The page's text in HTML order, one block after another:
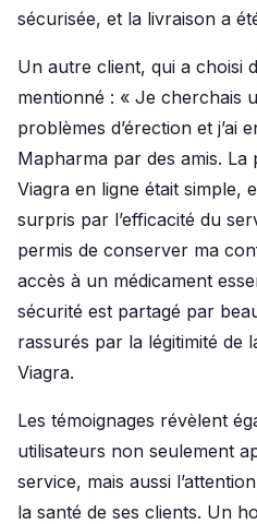
sécurisée, et la livraison a
Un autre client, qui a choisi
mentionné : « Je cherchais
problèmes d’érection et j’ai
Mapharma par des amis. La
Viagra en ligne était simple,
surpris par l’efficacité du
permis de conserver ma
accès à un médicament
sécurité est partagé par
rassurés par la légitimité de
Viagra.
Les témoignages révèlent
utilisateurs non seulement
service, mais aussi
la santé de ses clients. Un